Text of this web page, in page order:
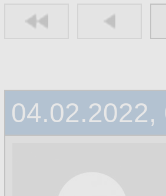
04.02.2022,